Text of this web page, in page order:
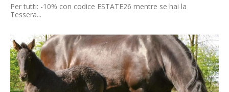
Per tutti: -10% con codice ESTATE26 mentre se hai la
Tessera...